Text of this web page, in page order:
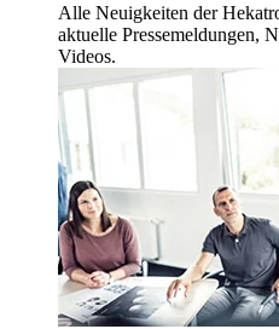
Alle Neuigkeiten der
aktuelle Pressemeldungen,
Videos.